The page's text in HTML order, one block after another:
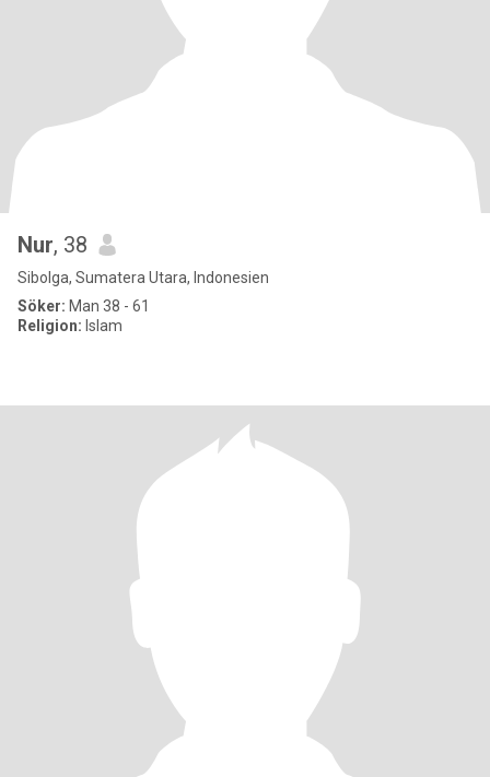
Nur, 38
Sibolga, Sumatera Utara, Indonesien
Söker: Man 38 - 61
Religion: Islam